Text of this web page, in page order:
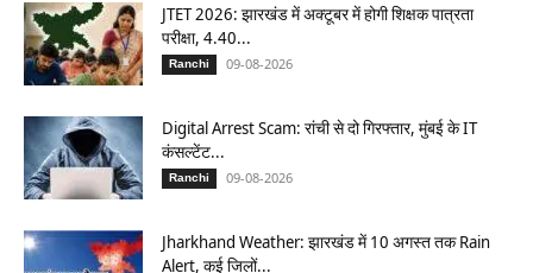
JTET 2026: झारखंड में अक्टूबर में होगी शिक्षक पात्रता
परीक्षा, 4.40...
Ranchi 09-08-2026
Digital Arrest Scam: रांची से दो गिरफ्तार, मुंबई के IT
कंसल्टेंट...
Ranchi 09-08-2026
Jharkhand Weather: झारखंड में 10 अगस्त तक Rain
Alert, कई जिलों...